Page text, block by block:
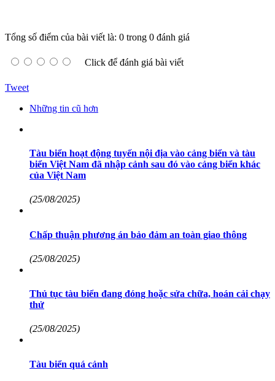
Tổng số điểm của bài viết là: 0 trong 0 đánh giá
Click để đánh giá bài viết
Tweet
Những tin cũ hơn
Tàu biển hoạt động tuyến nội địa vào cảng biển và tàu
biển Việt Nam đã nhập cảnh sau đó vào cảng biển khác
của Việt Nam
(25/08/2025)
Chấp thuận phương án bảo đảm an toàn giao thông
(25/08/2025)
Thủ tục tàu biển đang đóng hoặc sửa chữa, hoán cải chạy
thử
(25/08/2025)
Tàu biển quá cảnh